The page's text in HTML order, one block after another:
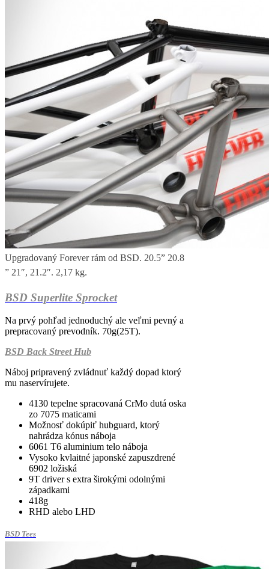
Upgradovaný Forever rám od BSD. 20.5” 20.8
” 21″, 21.2″. 2,17 kg.
BSD Superlite Sprocket
Na prvý pohľad jednoduchý ale veľmi pevný a
prepracovaný prevodník. 70g(25T).
BSD Back Street Hub
Náboj pripravený zvládnuť každý dopad ktorý
mu naservírujete.
4130 tepelne spracovaná CrMo dutá oska
zo 7075 maticami
Možnosť dokúpiť hubguard, ktorý
nahrádza kónus náboja
6061 T6 aluminium telo náboja
Vysoko kvlaitné japonské zapuszdrené
6902 ložiská
9T driver s extra širokými odolnými
západkami
418g
RHD alebo LHD
BSD Tees